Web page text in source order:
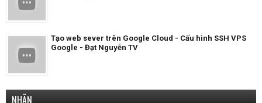
Tạo web sever trên Google Cloud - Cấu hình SSH VPS
Google - Đạt Nguyễn TV